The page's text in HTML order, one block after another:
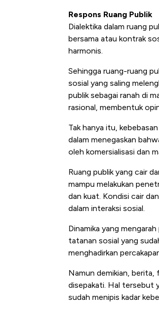
Respons Ruang Publik
Dialektika dalam ruang
bersama atau kontrak
harmonis.
Sehingga ruang-ruang
sosial yang saling
publik sebagai ranah di
rasional, membentuk
Tak hanya itu,
dalam menegaskan
oleh komersialisasi dan
Ruang publik yang cair
mampu melakukan
dan kuat. Kondisi cair dan
dalam interaksi sosial.
Dinamika yang
tatanan sosial yang
menghadirkan
Namun demikian, berita,
disepakati. Hal tersebut
sudah menipis kadar